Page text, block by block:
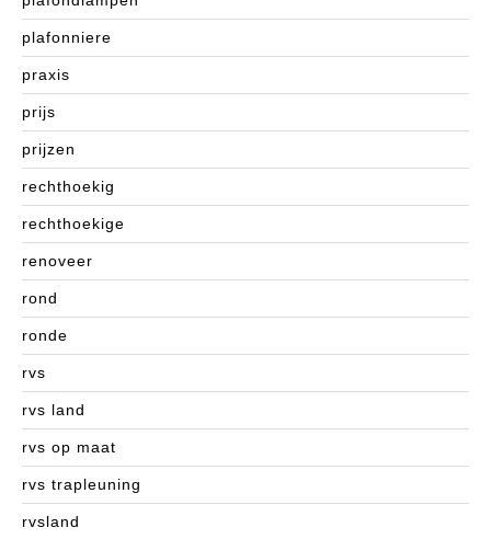
plafonniere
praxis
prijs
prijzen
rechthoekig
rechthoekige
renoveer
rond
ronde
rvs
rvs land
rvs op maat
rvs trapleuning
rvsland